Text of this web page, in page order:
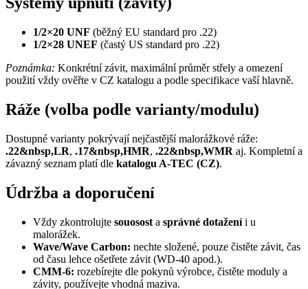
1/2×20 UNF (běžný EU standard pro .22)
1/2×28 UNEF (častý US standard pro .22)
Poznámka: Konkrétní závit, maximální průměr střely a omezení
použití vždy ověřte v CZ katalogu a podle specifikace vaší hlavně.
Ráže (volba podle varianty/modulu)
Dostupné varianty pokrývají nejčastější malorážkové ráže:
.22&nbsp,LR, .17&nbsp,HMR, .22&nbsp,WMR aj. Kompletní a
závazný seznam platí dle katalogu A-TEC (CZ).
Údržba a doporučení
Vždy zkontrolujte souosost a správné dotaženíi u
malorážek.
Wave/Wave Carbon: nechte složené, pouze čistěte závit, čas
od času lehce ošetřete závit (WD-40 apod.).
CMM-6: rozebírejte dle pokynů výrobce, čistěte moduly a
závity, používejte vhodná maziva.